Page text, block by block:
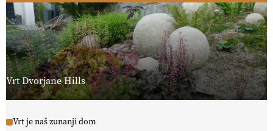
Vrt Dvorjane Hills
Vrt je naš zunanji dom